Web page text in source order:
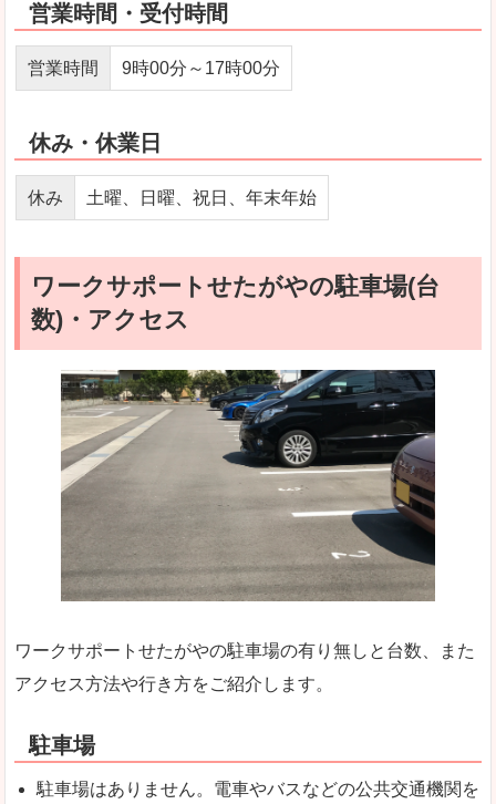
営業時間・受付時間
営業時間 9時00分～17時00分
休み・休業日
休み 土曜、日曜、祝日、年末年始
ワークサポートせたがやの駐車場(台
数)・アクセス
ワークサポートせたがやの駐車場の有り無しと台数、また
アクセス方法や行き方をご紹介します。
駐車場
駐車場はありません。電車やバスなどの公共交通機関を